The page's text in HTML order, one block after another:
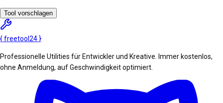
Tool vorschlagen
{freetool 24 }
Professionelle Utilities für Entwickler und Kreative. Immer kostenlos,
ohne Anmeldung, auf Geschwindigkeit optimiert.